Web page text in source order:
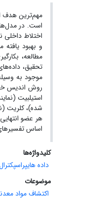
مهم‌ترین هدف
است. در
اختلاط داخلی
مطالعه،
تحقیق،
روش اندیس
استیلبیت
هر عضو
اساس تفسیرهای کانی‌شناسی
کلیدواژه‌ها
داده
موضوعات
اکتشاف مواد